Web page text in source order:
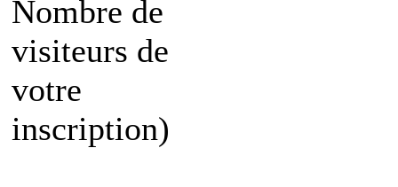
Nombre de
visiteurs de
votre
inscription)